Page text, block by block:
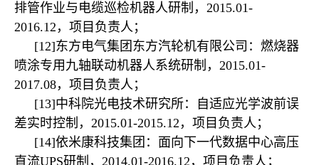
排管作业与电缆巡检机器人研制，2015.01-
2016.12，项目负责人；
[12]东方电气集团东方汽轮机有限公司：燃烧器
喷涂专用九轴联动机器人系统研制，2015.01-
2017.08，项目负责人；
[13]中科院光电技术研究所：自适应光学波前误
差实时控制，2015.01-2015.12，项目负责人；
[14]依米康科技集团：面向下一代数据中心高压
直流UPS研制，2014.01-2016.12，项目负责人；